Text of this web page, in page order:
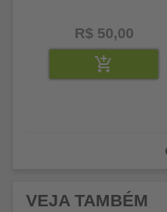
R$ 50,00
VEJA TAMBÉM